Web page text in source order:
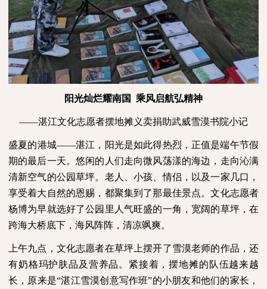
阳光灿烂耀南国 乘风启航弘精神
——湛江文化志愿者摆地摊义卖捐助武威雪漠书院小记
盛夏的港城——湛江，阳光是如此得热烈，正值是端午节假
期的最后一天。悠闲的人们走向微风荡漾的海边，走向沁满
清新空气的公园草坪。老人、小孩、情侣，以及一家几口，
享受着大自然的恩赐，都聚集到了那最佳景点。文化志愿者
杨博为早就选好了公园里人气旺盛的一角，宽阔的草坪，在
跨海大桥底下，海风阵阵，清凉飒爽。
上午九点，文化志愿者在草坪上摆开了雪漠老师的作品，还
有奶格玛护肤品及营养品。紧接着，摆地摊的队伍越来越
长，原来是“湛江雪漠创意写作班”的小朋友和他们的家长，